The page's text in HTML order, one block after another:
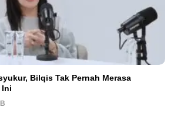
Bilqis Tak Pernah Merasa
Ini